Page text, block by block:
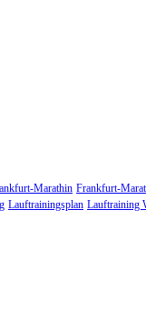
Marathin Frankfurt-
Lauftrainingsplan Lauftraining